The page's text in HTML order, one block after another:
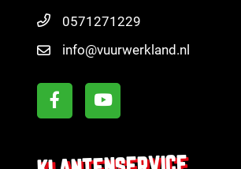
0571271229
info@vuurwerkland.nl